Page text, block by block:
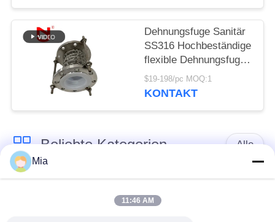
Dehnungsfuge Sanitär
SS316 Hochbeständige
flexible Dehnungsfuge
mit PTFE-Auskleidung
$19-198/pc MOQ:1
KONTAKT
Beliebte Kategorien Alle
Verlegte Dehnfuge
Mia
11:46 AM